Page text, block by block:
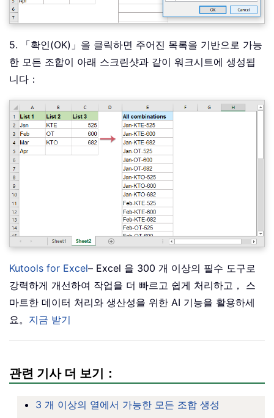
5. 「확인(OK)」을 클릭하면 주어진 목록을 기반으로 가능
한 모든 조합이 아래 스크린샷과 같이 워크시트에 생성됩
니다：
Kutools for Excel– Excel 을 300 개 이상의 필수 도구로
강력하게 개선하여 작업을 더 빠르고 쉽게 처리하고， 스
마트한 데이터 처리와 생산성을 위한 AI 기능을 활용하세
요。 지금 받기
관련 기사 더 보기：
3 개 이상의 열에서 가능한 모든 조합 생성